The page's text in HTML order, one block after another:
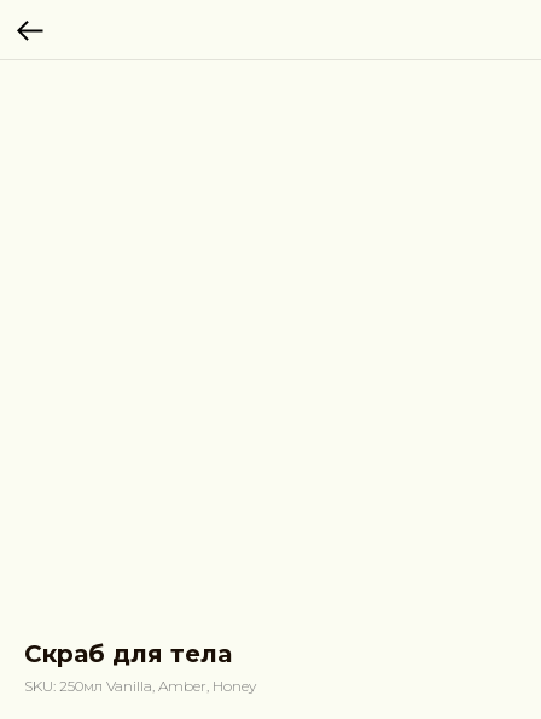
Скраб для тела
SKU: 250мл Vanilla, Amber, Honey